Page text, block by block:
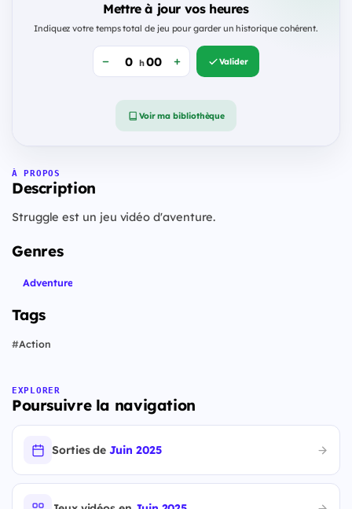
Mettre à jour vos heures
Indiquez votre temps total de jeu pour garder un historique cohérent.
h Valider
Voir ma bibliothèque
À PROPOS
Description
Struggle est un jeu vidéo d'aventure.
Genres
Adventure
Tags
#Action
EXPLORER
Poursuivre la navigation
Sorties deJuin 2025